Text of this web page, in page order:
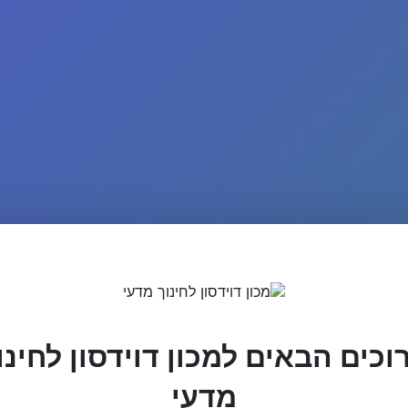
הבאים למכון דוידסון
מדעי